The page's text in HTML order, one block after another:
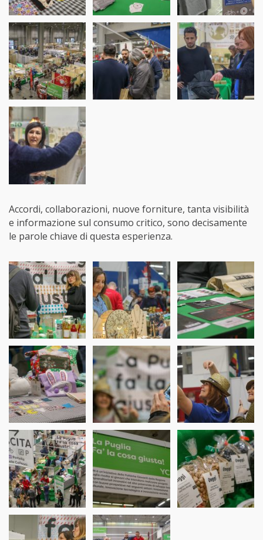
Accordi, collaborazioni, nuove forniture, tanta visibilità
e informazione sul consumo critico, sono decisamente
le parole chiave di questa esperienza.